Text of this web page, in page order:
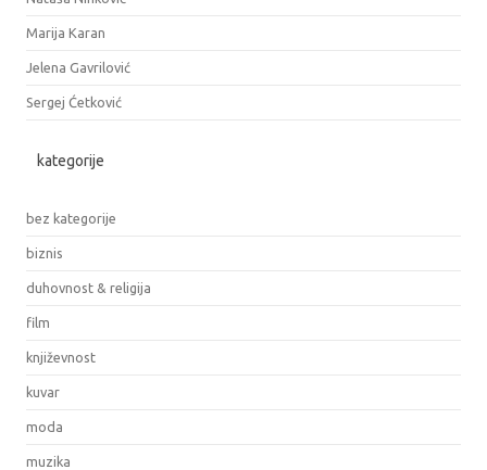
Marija Karan
Jelena Gavrilović
Sergej Ćetković
kategorije
bez kategorije
biznis
duhovnost & religija
film
književnost
kuvar
moda
muzika